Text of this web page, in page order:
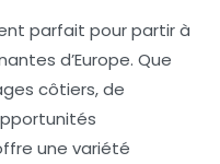
parfait pour partir à
d’Europe. Que
côtiers, de
une variété